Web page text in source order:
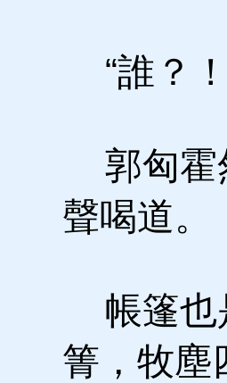
“誰？
郭匈霍
聲喝道。
帳篷也
箐，牧塵